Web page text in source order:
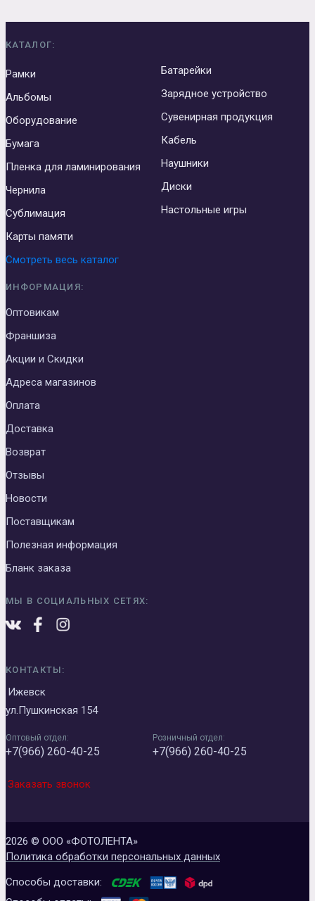
КАТАЛОГ:
Рамки
Альбомы
Оборудование
Бумага
Пленка для ламинирования
Чернила
Сублимация
Карты памяти
Батарейки
Зарядное устройство
Сувенирная продукция
Кабель
Наушники
Диски
Настольные игры
Смотреть весь каталог
ИНФОРМАЦИЯ:
Оптовикам
Франшиза
Акции и Скидки
Адреса магазинов
Оплата
Доставка
Возврат
Отзывы
Новости
Поставщикам
Полезная информация
Бланк заказа
МЫ В СОЦИАЛЬНЫХ СЕТЯХ:
КОНТАКТЫ:
Ижевск
ул.Пушкинская 154
Оптовый отдел:
+7(966) 260-40-25
Розничный отдел:
+7(966) 260-40-25
Заказать звонок
2026 © ООО «ФОТОЛЕНТА»
Политика обработки персональных данных
Способы доставки: